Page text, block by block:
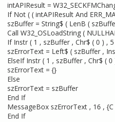
intAPIResult =
If Not ( ( intAPIResult And
szBuffer = String$ ( LenB (
Call W32_OSLoadString (
If Instr ( 1 , szBuffer , Chr$ ( 0 ) ,
szErrorText = Left$ ( szBuffer ,
ElseIf Instr ( 1 , szBuffer , Chr$ (
szErrorText = {}
Else
szErrorText = szBuffer
End If
MessageBox szErrorText , 16 , {C
End If